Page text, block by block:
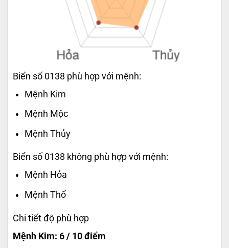
Biển số 0138 phù hợp với mệnh:
Mệnh Kim
Mệnh Mộc
Mệnh Thủy
Biển số 0138 không phù hợp với mệnh:
Mệnh Hỏa
Mệnh Thổ
Chi tiết độ phù hợp
Mệnh Kim: 6 / 10 điểm